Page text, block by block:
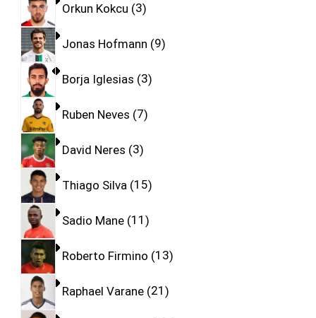
Orkun Kokcu 3
Jonas Hofmann 9
Borja Iglesias 3
Ruben Neves 7
David Neres 3
Thiago Silva 15
Sadio Mane 11
Roberto Firmino 13
Raphael Varane 21